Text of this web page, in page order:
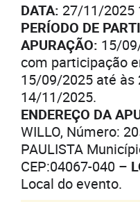
DATA: 27/11/2025
PERÍODO DE
APURAÇÃO: 15/
com participação
15/09/2025 até às
14/11/2025.
ENDEREÇO DA
WILLO, Número:
PAULISTA
CEP:04067-040 –
Local do evento.